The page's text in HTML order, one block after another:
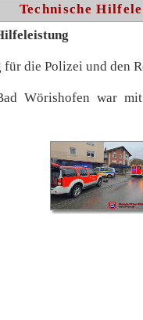
Technische
die Polizei und den
Wörishofen war